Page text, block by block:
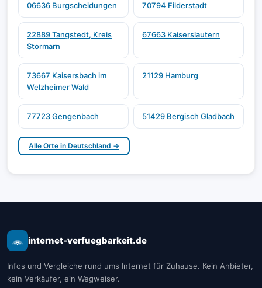
06636 Burgscheidungen 70794 Filderstadt
22889 Tangstedt, Kreis
Stormarn
67663 Kaiserslautern
73667 Kaisersbach im
Welzheimer Wald
21129 Hamburg
77723 Gengenbach 51429 Bergisch Gladbach
Alle Orte in Deutschland →
internet-verfuegbarkeit.de
Infos und Vergleiche rund ums Internet für Zuhause. Kein Anbieter,
kein Verkäufer, ein Wegweiser.